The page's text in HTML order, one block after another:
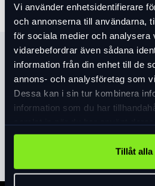
Vi använder enhetsidentifierare
och annonserna till användarna,
för sociala medier och analysera
vidarebefordrar även sådana
information från din enhet till de
annons- och analysföretag som
Dessa kan i sin tur kombinera
information som du har
Tillåt alla
Produktinformation
ALLT HANDLAR OM
precis som det ska försvinner en
massan för att hålla Levo SL smidig
tillräckligt tuff för att tåla tung
uppskruvade geometri, kinematik
arbetar tillsammans för att
Läs merexpand_more